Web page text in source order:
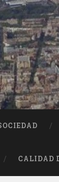
CALIDAD